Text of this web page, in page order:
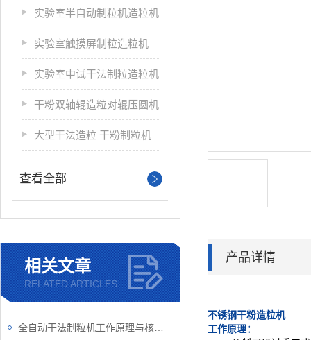
实验室半自动制粒机造粒机
实验室触摸屏制粒造粒机
实验室中试干法制粒造粒机
干粉双轴辊造粒对辊压圆机
大型干法造粒 干粉制粒机
查看全部
相关文章
RELATED ARTICLES
产品详情
不锈钢干粉造粒机
工作原理：